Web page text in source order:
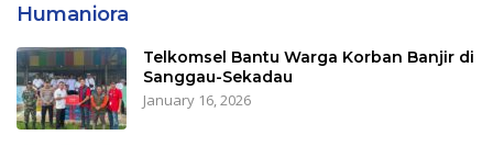
Humaniora
Telkomsel Bantu Warga Korban Banjir di
Sanggau-Sekadau
January 16, 2026